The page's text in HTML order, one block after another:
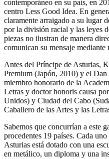
contemporáneo en su país, en
centro Less Good Idea. En
claramente arraigado a su lugar
por la división racial y las leyes
piezas no ilustran de manera
comunican su mensaje mediante
Antes del Príncipe de Asturias,
Premium (Japón, 2010) y el
miembro honorario de la
Letras y doctor honoris causa
Unidos) y Ciudad del Cabo
Caballero de las Artes y las
Sabemos que concurrían a este
procedentes 19 países. Cada
Asturias está dotado con una
en metálico, un diploma y una